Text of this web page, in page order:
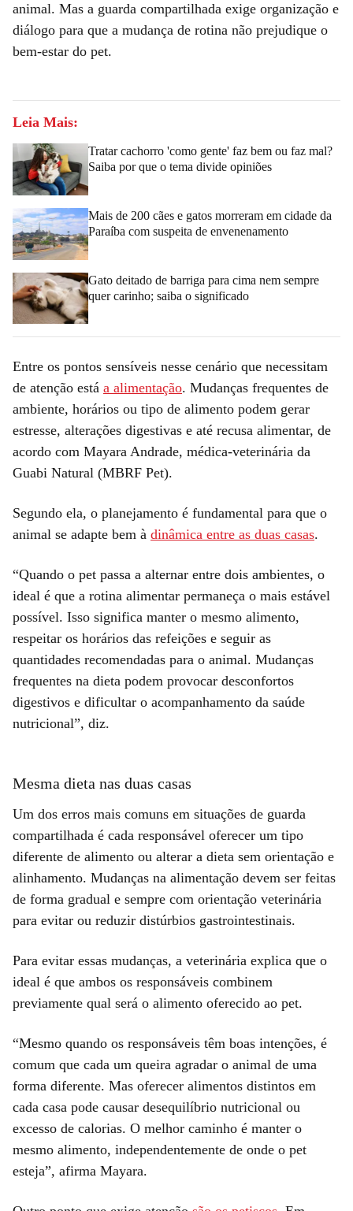
animal. Mas a guarda compartilhada exige organização e
diálogo para que a mudança de rotina não prejudique o
bem-estar do pet.
Leia Mais:
Tratar cachorro 'como gente' faz bem ou faz mal?
Saiba por que o tema divide opiniões
Mais de 200 cães e gatos morreram em cidade da
Paraíba com suspeita de envenenamento
Gato deitado de barriga para cima nem sempre
quer carinho; saiba o significado
Entre os pontos sensíveis nesse cenário que necessitam
de atenção está a alimentação. Mudanças frequentes de
ambiente, horários ou tipo de alimento podem gerar
estresse, alterações digestivas e até recusa alimentar, de
acordo com Mayara Andrade, médica-veterinária da
Guabi Natural (MBRF Pet).
Segundo ela, o planejamento é fundamental para que o
animal se adapte bem à dinâmica entre as duas casas.
“Quando o pet passa a alternar entre dois ambientes, o
ideal é que a rotina alimentar permaneça o mais estável
possível. Isso significa manter o mesmo alimento,
respeitar os horários das refeições e seguir as
quantidades recomendadas para o animal. Mudanças
frequentes na dieta podem provocar desconfortos
digestivos e dificultar o acompanhamento da saúde
nutricional”, diz.
Mesma dieta nas duas casas
Um dos erros mais comuns em situações de guarda
compartilhada é cada responsável oferecer um tipo
diferente de alimento ou alterar a dieta sem orientação e
alinhamento. Mudanças na alimentação devem ser feitas
de forma gradual e sempre com orientação veterinária
para evitar ou reduzir distúrbios gastrointestinais.
Para evitar essas mudanças, a veterinária explica que o
ideal é que ambos os responsáveis combinem
previamente qual será o alimento oferecido ao pet.
“Mesmo quando os responsáveis têm boas intenções, é
comum que cada um queira agradar o animal de uma
forma diferente. Mas oferecer alimentos distintos em
cada casa pode causar desequilíbrio nutricional ou
excesso de calorias. O melhor caminho é manter o
mesmo alimento, independentemente de onde o pet
esteja”, afirma Mayara.